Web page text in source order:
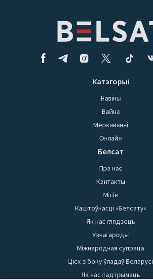
Катэгорыі
Навіны
Вайна
Меркаванні
Онлайн
Белсат
Пра нас
Кантакты
Місія
Каштоўнасці «Белсату»
Як нас глядзець
Узнагароды
Міжнародная супраца
Ціск з боку ўладаў Беларусі
Як нас падтрымаць